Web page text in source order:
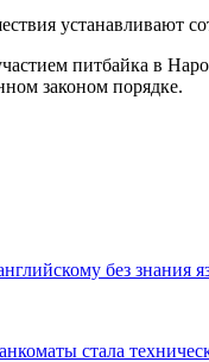
устанавливают
питбайка в
законом порядке.
без знания
стала